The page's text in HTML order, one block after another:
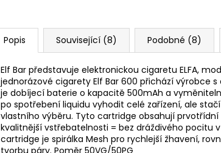
Popis Související (8) Podobné (8)
Elf Bar představuje elektronickou cigaretu ELFA,
jednorázové cigarety Elf Bar 600 přichází výrobce
je dobíjecí baterie o kapacitě 500mAh a
po spotřebení liquidu vyhodit celé zařízení, ale
vlastního výběru. Tyto cartridge obsahují
kvalitnější vstřebatelnosti = bez dráždivého pocitu
cartridge je spirálka Mesh pro rychlejší žhavení,